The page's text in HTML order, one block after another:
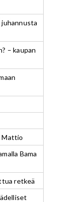
juhannusta
– kaupan
Mattio
Bama
retkeä